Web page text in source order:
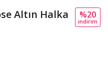
Altın Halka
%20
i̇ndi̇ri̇m